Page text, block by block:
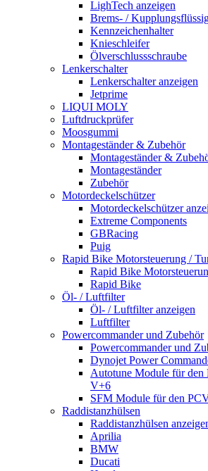
LighTech anzeigen
Brems- /
Kennzeichenhalter
Knieschleifer
Ölverschlussschraube
Lenkerschalter
Lenkerschalter anzeigen
Jetprime
LIQUI MOLY
Luftdruckprüfer
Moosgummi
Montageständer & Zubehör
Montageständer &
Montageständer
Zubehör
Motordeckelschützer
Motordeckelschützer
Extreme Components
GBRacing
Puig
Rapid Bike Motorsteuerung /
Rapid Bike
Rapid Bike
Öl- / Luftfilter
Öl- / Luftfilter anzeigen
Luftfilter
Powercommander und Zubehör
Powercommander und
Dynojet Power
Autotune Module für den
V+6
SFM Module für den
Raddistanzhülsen
Raddistanzhülsen
Aprilia
BMW
Ducati